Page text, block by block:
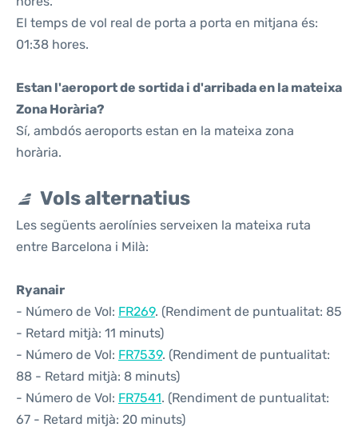
El temps de vol real de porta a porta en mitjana és:
01:38 hores.
Estan l'aeroport de sortida i d'arribada en la mateixa
Zona Horària?
Sí, ambdós aeroports estan en la mateixa zona
horària.
Vols alternatius
Les següents aerolínies serveixen la mateixa ruta
entre Barcelona i Milà:
Ryanair
- Número de Vol: FR269. (Rendiment de puntualitat: 85
- Retard mitjà: 11 minuts)
- Número de Vol: FR7539. (Rendiment de puntualitat:
88 - Retard mitjà: 8 minuts)
- Número de Vol: FR7541. (Rendiment de puntualitat:
67 - Retard mitjà: 20 minuts)